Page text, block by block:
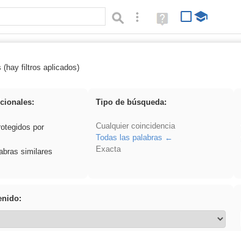
Búsqueda avanzada
Ayuda
(en
de: realista
filtros aplicados)
por
similares
Tipo de búsqueda:
Cualquier coincidencia
Todas las palabras
Exacta